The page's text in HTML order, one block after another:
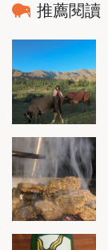
推薦閱讀